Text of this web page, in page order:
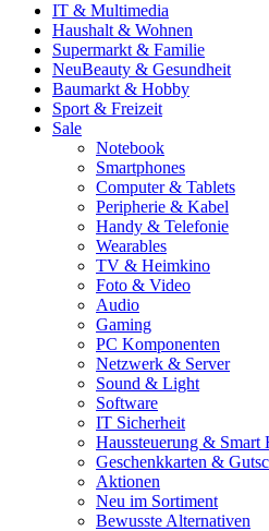
IT & Multimedia
Haushalt & Wohnen
Supermarkt & Familie
NeuBeauty & Gesundheit
Baumarkt & Hobby
Sport & Freizeit
Sale
Notebook
Smartphones
Computer & Tablets
Peripherie & Kabel
Handy & Telefonie
Wearables
TV & Heimkino
Foto & Video
Audio
Gaming
PC Komponenten
Netzwerk & Server
Sound & Light
Software
IT Sicherheit
Haussteuerung & Smart
Geschenkkarten &
Aktionen
Neu im Sortiment
Bewusste Alternativen